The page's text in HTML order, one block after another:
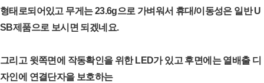
형태로되어있고 무게는 23.6g으로 가벼워서 휴대/이동성은 일반 U
SB제품으로 보시면 되겠네요.
그리고 윗쪽면에 작동확인을 위한 LED가 있고 후면에는 열배출 디
자인에 연결단자을 보호하는